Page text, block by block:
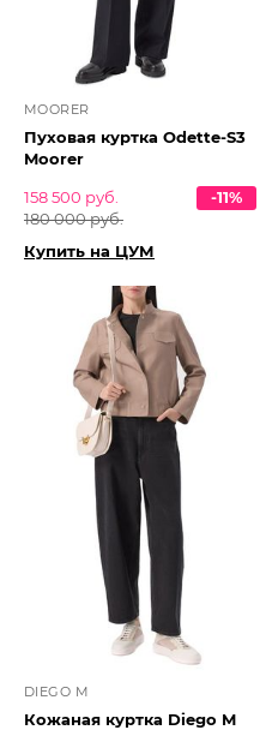
MOORER
Пуховая куртка Odette-S3
Moorer
158 500 руб.
180 000 руб.
-11%
Купить на ЦУМ
DIEGO M
Кожаная куртка Diego M